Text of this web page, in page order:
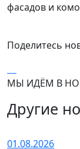
фасадов и
Поделитесь
МЫ ИДЁМ В
Другие
01.08.2026